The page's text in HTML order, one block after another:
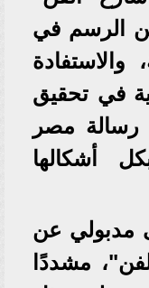
فن الرسم في
والاستفادة
في تحقيق
رسالة مصر
أشكالها
مدبولي عن
مشددًا